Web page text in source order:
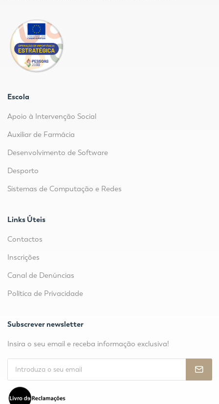
Escola
Apoio à Intervenção Social
Auxiliar de Farmácia
Desenvolvimento de Software
Desporto
Sistemas de Computação e Redes
Links Úteis
Contactos
Inscrições
Canal de Denúncias
Política de Privacidade
Subscrever newsletter
Insira o seu email e receba informação exclusiva!